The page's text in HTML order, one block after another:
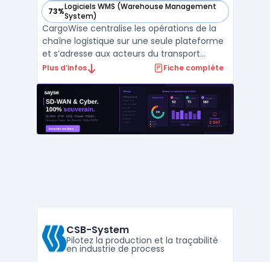
73%Logiciels WMS (Warehouse Management
System)
— voir CargoWise dans cette catégorie
CargoWise centralise les opérations de la
chaîne logistique sur une seule plateforme
et s’adresse aux acteurs du transport
international. Dans un contexte où la
réglementations et le suivi des expéditions
exigent une coordination, CargoWise relie
les différents do ...
Plus d’infos Fiche complète
CSB-System
Pilotez la production et la traçabilité
en industrie de process